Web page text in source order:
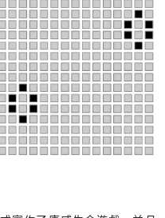
i,
: "babel-loader",
: { presets: ["@babel/